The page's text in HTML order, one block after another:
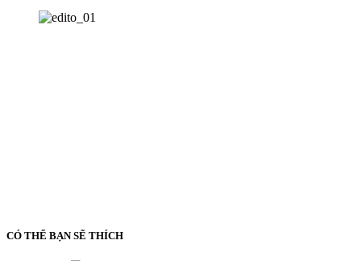
CÓ THỂ BẠN SẼ THÍCH